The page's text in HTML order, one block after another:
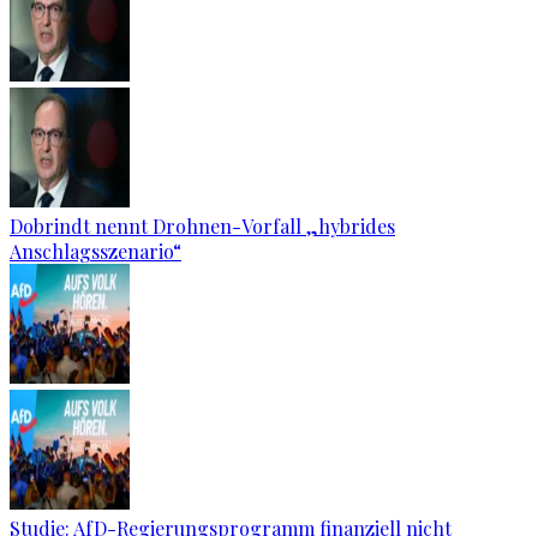
Dobrindt nennt Drohnen-Vorfall „hybrides
Anschlagsszenario“
Studie: AfD-Regierungsprogramm finanziell nicht